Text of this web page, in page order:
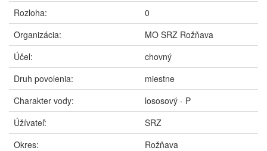
Rozloha:
0
Organizácia:
MO SRZ Rožňava
Účel:
chovný
Druh povolenia:
miestne
Charakter vody:
lososový - P
Úžívateľ:
SRZ
Okres:
Rožňava